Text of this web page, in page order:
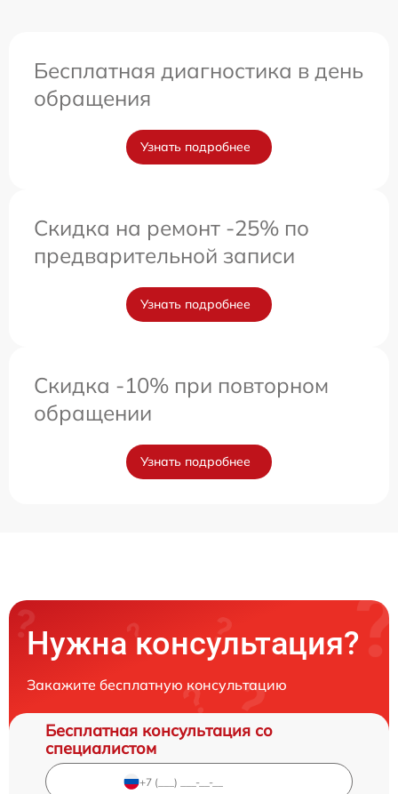
Бесплатная диагностика в день
обращения
Узнать подробнее
Скидка на ремонт -25% по
предварительной записи
Узнать подробнее
Скидка -10% при повторном
обращении
Узнать подробнее
Нужна консультация?
Закажите бесплатную консультацию
Бесплатная консультация со
специалистом